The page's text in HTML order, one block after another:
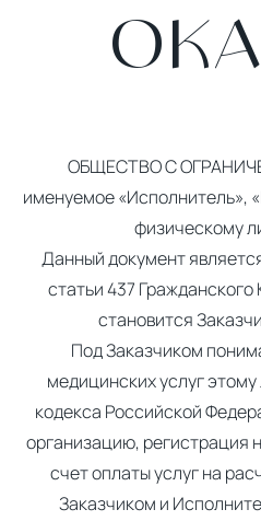
ОБЩЕСТВО С
именуемое «Исполнитель»,
физическому
Данный документ
статьи 437
становится
Под Заказчиком
медицинских услуг
кодекса Российской
организацию, регистрация
счет оплаты услуг на
Заказчиком и